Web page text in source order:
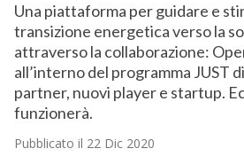
Una piattaforma per guidare e
transizione energetica verso la
attraverso la collaborazione:
all’interno del programma JUST
partner, nuovi player e startup.
funzionerà.
Pubblicato il 22 Dic 2020